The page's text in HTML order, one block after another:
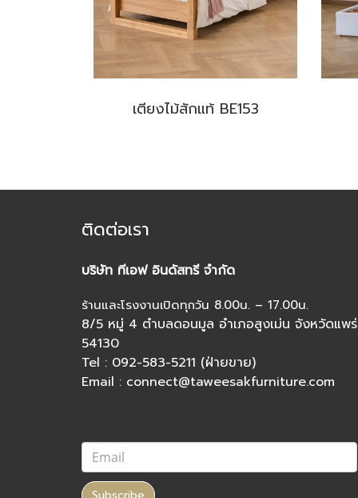
เตียงไม้สักแท้ BE153
ติดต่อเรา
บริษัท ทีเอฟ อินดัสทรี จำกัด
ร้านและโรงงานเปิดทุกวัน 8.00น. – 17.00น.
8/5 หมู่ 4 ตำบลดอนมูล อำเภอสูงเม่น จังหวัดแพร่
54130
Tel : 092-583-5211 (ฝ่ายขาย)
Email : connect@taweesakfurniture.com